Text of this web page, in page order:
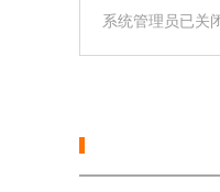
系统管理员已关